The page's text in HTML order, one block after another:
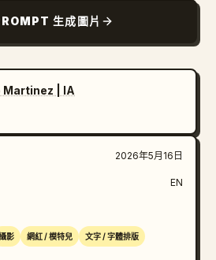
區塊區域增加兩行額外的小座右
」與「MEMENTO VIVERE」。在右下
一詞在構圖中被拆分。
，使排版被其身體部分遮擋。右上
應主導上半部，而另一個裁切的
定在右下角。左側的「BEC-」應非常
字碎片「MING」與「OMING」應
霓虹黃綠色文字、深橄欖綠色服
，乾淨的商業海報質感。
生成圖片
Martinez | IA
2026年5月16日
EN
影 網紅 / 模特兒 文字 / 字體排版